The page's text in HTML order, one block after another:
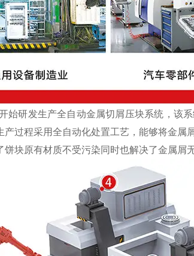
始研发生产全自动金属切屑压块系统，该
产过程采用全自动化处置工艺，能够将金
饼块原有材质不受污染同时也解决了金属屑